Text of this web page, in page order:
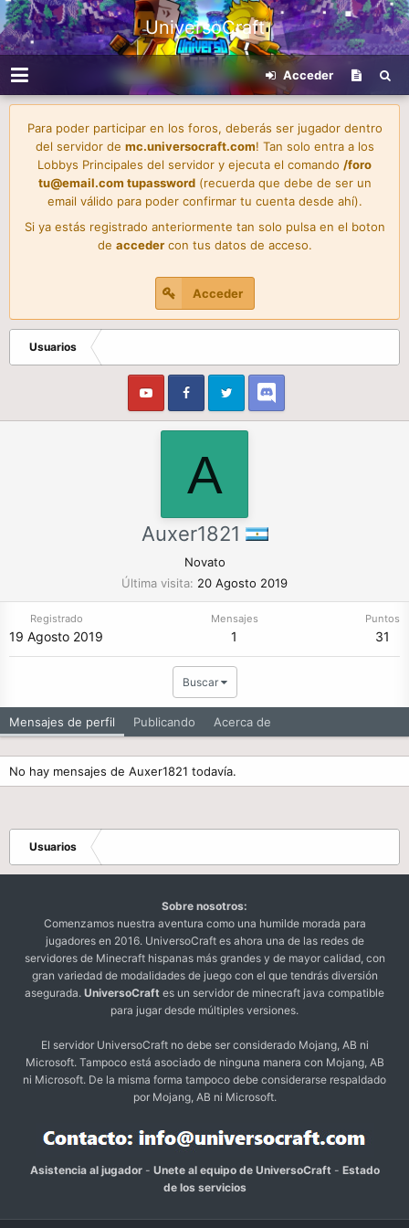
UniversoCraft
Acceder
Para poder participar en los foros, deberás ser jugador dentro
del servidor de mc.universocraft.com! Tan solo entra a los
Lobbys Principales del servidor y ejecuta el comando /foro
tu@email.com tupassword(recuerda que debe de ser un
email válido para poder confirmar tu cuenta desde ahí).
Si ya estás registrado anteriormente tan solo pulsa en el boton
de accedercon tus datos de acceso.
Acceder
Usuarios
A
Auxer1821
Novato
Última visita 20 Agosto 2019
Registrado
19 Agosto 2019
Mensajes
1
Puntos
31
Buscar
Mensajes de perfil Publicando Acerca de
No hay mensajes de Auxer1821 todavía.
Usuarios
Sobre nosotros:
Comenzamos nuestra aventura como una humilde morada para
jugadores en 2016. UniversoCraft es ahora una de las redes de
servidores de Minecraft hispanas más grandes y de mayor calidad, con
gran variedad de modalidades de juego con el que tendrás diversión
asegurada. UniversoCraft es un servidor de minecraft java compatible
para jugar desde múltiples versiones.
El servidor UniversoCraft no debe ser considerado Mojang, AB ni
Microsoft. Tampoco está asociado de ninguna manera con Mojang, AB
ni Microsoft. De la misma forma tampoco debe considerarse respaldado
por Mojang, AB ni Microsoft.
Asistencia al jugador- Unete al equipo de UniversoCraft - Estado
de los servicios